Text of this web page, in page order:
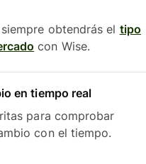
obtendrás el tipo
con Wise.
en tiempo real
para comprobar
con el tiempo.